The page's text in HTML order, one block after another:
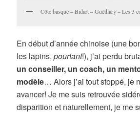
Côte basque – Bidart – Guéthary – Les 3
En début d’année chinoise (une
les lapins,pourtant!), j’ai perdu
un conseiller, un coach, un
modèle… Alors j’ai tout stoppé, je
avancer! Je me suis retrouvée
disparition et naturellement, je me